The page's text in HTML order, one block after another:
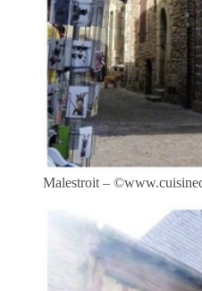
Malestroit –